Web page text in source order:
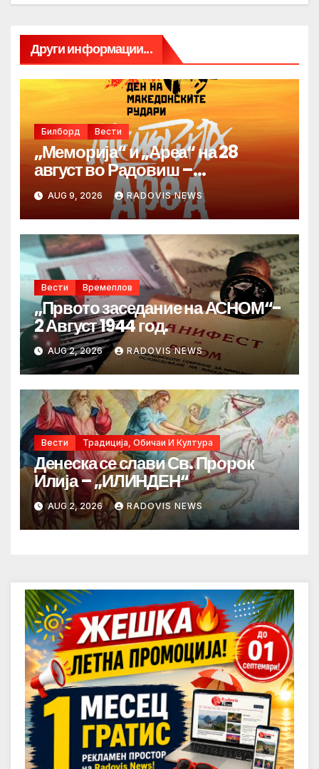
Други информации...
Билборд Вести
„Меморија“ и „Ареа“ на 28
август во Радовиш –
продолжува традицијата за
Денот на македонските рудари
AUG 9, 2026 RADOVIS NEWS
Вести Времеплов
„Првото заседание на АСНОМ“-
2 Август 1944 год.
AUG 2, 2026 RADOVIS NEWS
Вести Традиција, Обичаи И Култура
Денеска се слави Св. Пророк
Илија – „ИЛИНДЕН“
AUG 2, 2026 RADOVIS NEWS